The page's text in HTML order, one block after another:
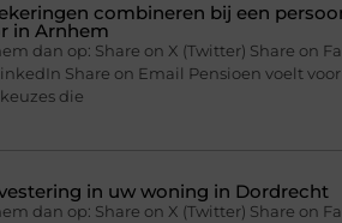
combineren bij een
in Arnhem
dan op: Share on X (Twitter) Share on
Share on Email Pensioen voelt
die
in uw woning in Dordrecht
dan op: Share on X (Twitter) Share on